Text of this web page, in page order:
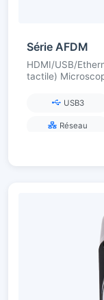
Série AFDM
HDMI/USB/
tactile)
USB3
Réseau